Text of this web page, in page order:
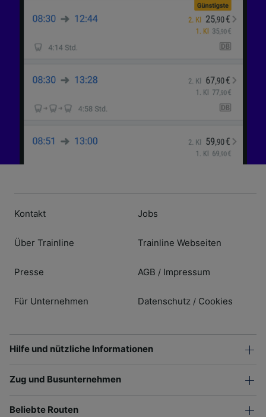
Kontakt
Über Trainline
Presse
Für Unternehmen
Jobs
Trainline Webseiten
AGB / Impressum
Datenschutz / Cookies
Hilfe und nützliche Informationen
Zug und Busunternehmen
Beliebte Routen